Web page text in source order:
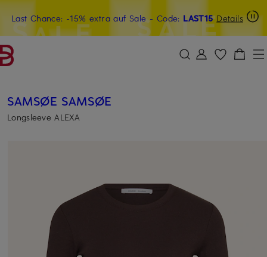
ZUM HAUPTINHALT ÜBERSPRINGEN ZUM SUCHFELD ÜBERSPRINGEN
Last Chance: -15% extra auf Sale- Code: LAST15 Details
20€-Willkommensgutschein mit Beyond sichern
SAMSØE SAMSØE
Longsleeve ALEXA